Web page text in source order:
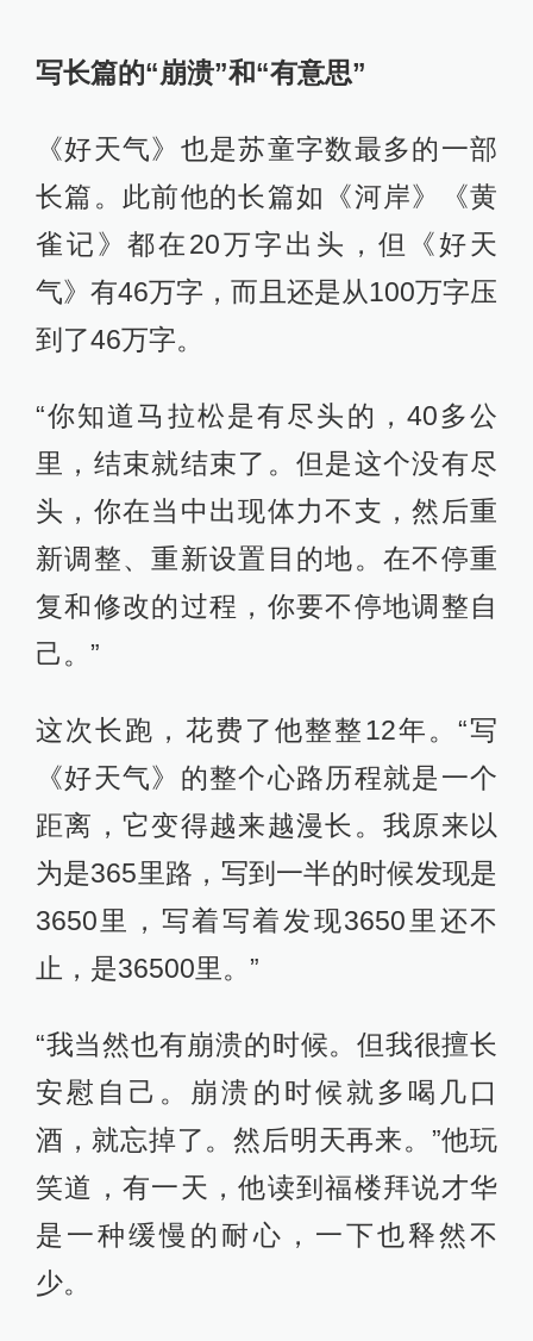
写长篇的“崩溃”和“有意思”
《好天气》也是苏童字数最多的一部
长篇。此前他的长篇如《河岸》《黄
雀记》都在20万字出头，但《好天
气》有46万字，而且还是从100万字压
到了46万字。
“你知道马拉松是有尽头的，40多公
里，结束就结束了。但是这个没有尽
头，你在当中出现体力不支，然后重
新调整、重新设置目的地。在不停重
复和修改的过程，你要不停地调整自
己。”
这次长跑，花费了他整整12年。“写
《好天气》的整个心路历程就是一个
距离，它变得越来越漫长。我原来以
为是365里路，写到一半的时候发现是
3650里，写着写着发现3650里还不
止，是36500里。”
“我当然也有崩溃的时候。但我很擅长
安慰自己。崩溃的时候就多喝几口
酒，就忘掉了。然后明天再来。”他玩
笑道，有一天，他读到福楼拜说才华
是一种缓慢的耐心，一下也释然不
少。